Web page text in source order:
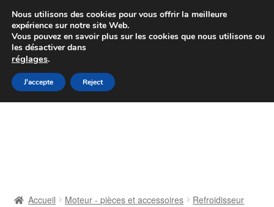
Colissimo livraison à partir de 7 EUR
Du lundi au vendredi de 9 h à 16 h
Aller
à
Aller
au
Accueil Moteur - pièces et accessoires
Refroidisseur
Nous utilisons des cookies pour vous offrir la meilleure
expérience sur notre site Web.
Vous pouvez en savoir plus sur les cookies que nous utilisons ou
les désactiver dans
réglages.
J'accepte Reject